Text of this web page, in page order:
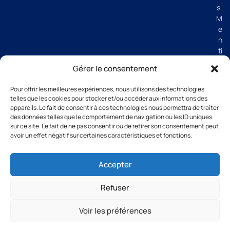
Gérer le consentement
Pour offrir les meilleures expériences, nous utilisons des technologies
telles que les cookies pour stocker et/ou accéder aux informations des
appareils. Le fait de consentir à ces technologies nous permettra de traiter
des données telles que le comportement de navigation ou les ID uniques
sur ce site. Le fait de ne pas consentir ou de retirer son consentement peut
avoir un effet négatif sur certaines caractéristiques et fonctions.
Accepter
Refuser
Voir les préférences
s
M
e
n
ti
g
e
G